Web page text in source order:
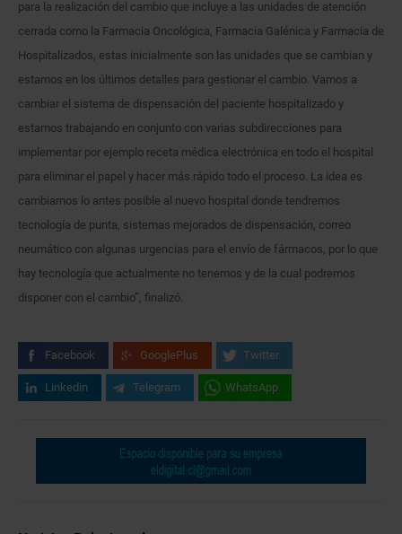
para la realización del cambio que incluye a las unidades de atención
cerrada como la Farmacia Oncológica, Farmacia Galénica y Farmacia de
Hospitalizados, estas inicialmente son las unidades que se cambian y
estamos en los últimos detalles para gestionar el cambio. Vamos a
cambiar el sistema de dispensación del paciente hospitalizado y
estamos trabajando en conjunto con varias subdirecciones para
implementar por ejemplo receta médica electrónica en todo el hospital
para eliminar el papel y hacer más rápido todo el proceso. La idea es
cambiarnos lo antes posible al nuevo hospital donde tendremos
tecnología de punta, sistemas mejorados de dispensación, correo
neumático con algunas urgencias para el envío de fármacos, por lo que
hay tecnología que actualmente no tenemos y de la cual podremos
disponer con el cambio”, finalizó.
Facebook GooglePlus Twitter
Linkedin Telegram WhatsApp